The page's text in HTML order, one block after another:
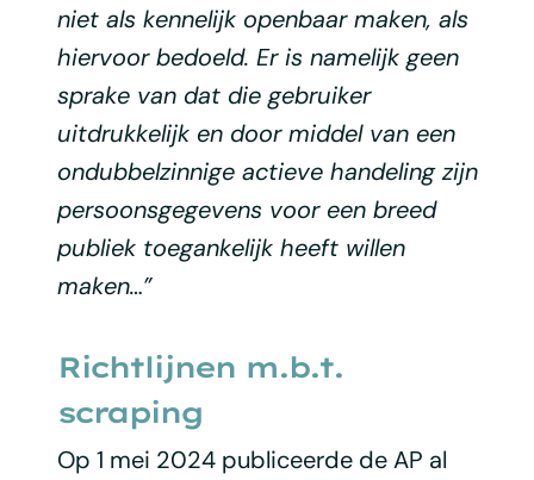
niet als kennelijk openbaar maken, als
hiervoor bedoeld. Er is namelijk geen
sprake van dat die gebruiker
uitdrukkelijk en door middel van een
ondubbelzinnige actieve handeling zijn
persoonsgegevens voor een breed
publiek toegankelijk heeft willen
maken…”
Richtlijnen m.b.t.
scraping
Op 1 mei 2024 publiceerde de AP al